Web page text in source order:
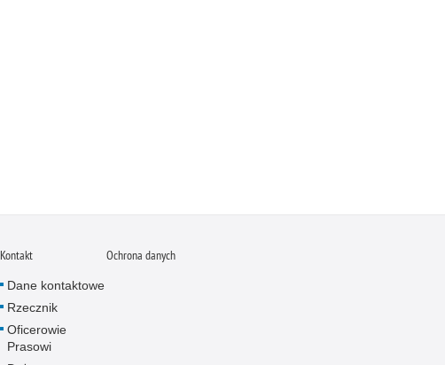
Kontakt
Dane kontaktowe
Rzecznik
Oficerowie
Prasowi
Ochrona danych